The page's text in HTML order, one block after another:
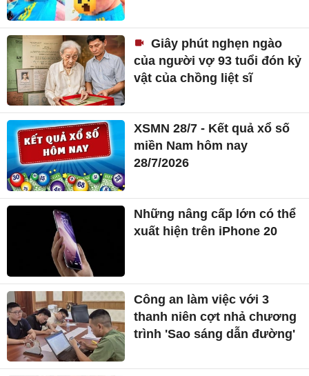
Giây phút nghẹn ngào
của người vợ 93 tuổi đón kỷ
vật của chồng liệt sĩ
XSMN 28/7 - Kết quả xổ số
miền Nam hôm nay
28/7/2026
Những nâng cấp lớn có thể
xuất hiện trên iPhone 20
Công an làm việc với 3
thanh niên cợt nhả chương
trình 'Sao sáng dẫn đường'